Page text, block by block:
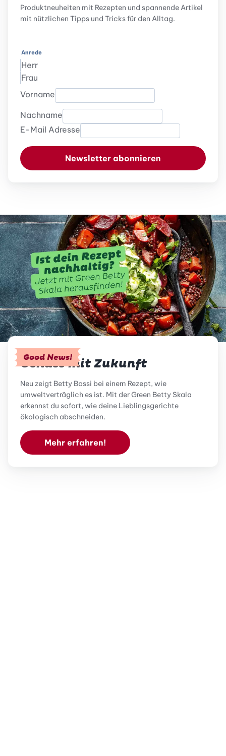
Produktneuheiten mit Rezepten und spannende Artikel
mit nützlichen Tipps und Tricks für den Alltag.
Anrede
Herr
Frau
Vorname
Nachname
E-Mail Adresse
Newsletter abonnieren
Good News!
Genuss mit Zukunft
Neu zeigt Betty Bossi bei einem Rezept, wie
umweltverträglich es ist. Mit der Green Betty Skala
erkennst du sofort, wie deine Lieblingsgerichte
ökologisch abschneiden.
Mehr erfahren!